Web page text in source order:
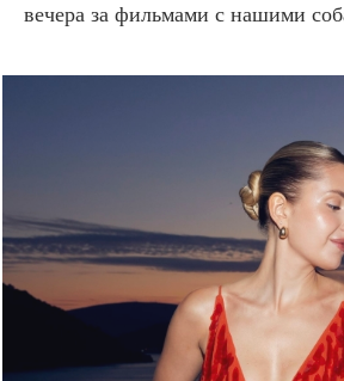
вечера за фильмами с нашими